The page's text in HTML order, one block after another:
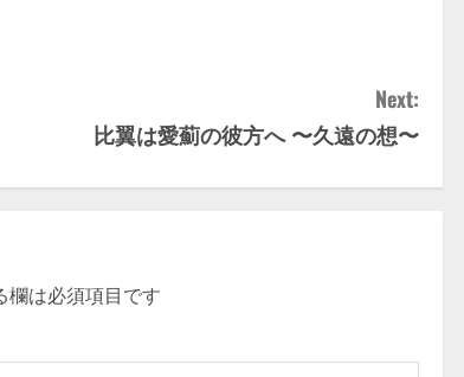
Next:
比翼は愛薊の彼方へ 〜久遠の想〜
欄は必須項目です